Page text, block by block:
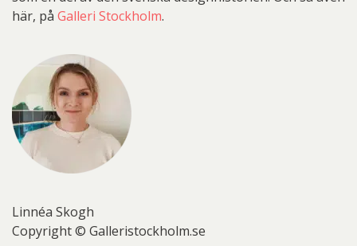
här, på Galleri Stockholm.
Linnéa Skogh
Copyright © Galleristockholm.se